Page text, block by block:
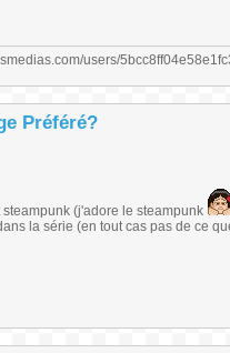
Préféré?
(j'adore le steampunk
la série (en tout cas pas de ce